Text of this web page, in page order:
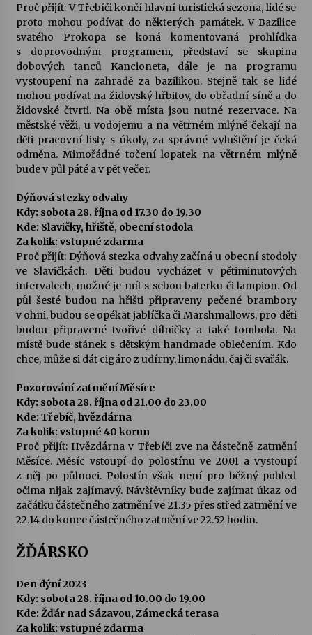
Proč přijít: V Třebíči končí hlavní turistická sezona, lidé se
proto mohou podívat do některých památek. V Bazilice
svatého Prokopa se koná komentovaná prohlídka
s doprovodným programem, představí se skupina
dobových tanců Kancioneta, dále je na programu
vystoupení na zahradě za bazilikou. Stejně tak se lidé
mohou podívat na židovský hřbitov, do obřadní síně a do
židovské čtvrti. Na obě místa jsou nutné rezervace. Na
městské věži, u vodojemu a na větrném mlýně čekají na
děti pracovní listy s úkoly, za správné vyluštění je čeká
odměna. Mimořádné točení lopatek na větrném mlýně
bude v půl páté a v pět večer.
Dýňová stezky odvahy
Kdy: sobota 28. října od 17.30 do 19.30
Kde: Slavičky, hřiště, obecní stodola
Za kolik: vstupné zdarma
Proč přijít: Dýňová stezka odvahy začíná u obecní stodoly
ve Slavičkách. Děti budou vycházet v pětiminutových
intervalech, možné je mít s sebou baterku či lampion. Od
půl šesté budou na hřišti připraveny pečené brambory
v ohni, budou se opékat jablíčka či Marshmallows, pro děti
budou připravené tvořivé dílničky a také tombola. Na
místě bude stánek s dětským handmade oblečením. Kdo
chce, může si dát cigáro z udírny, limonádu, čaj či svařák.
Pozorování zatmění Měsíce
Kdy: sobota 28. října od 21.00 do 23.00
Kde: Třebíč, hvězdárna
Za kolik: vstupné 40 korun
Proč přijít: Hvězdárna v Třebíči zve na částečně zatmění
Měsíce. Měsíc vstoupí do polostínu ve 20.01 a vystoupí
z něj po půlnoci. Polostín však není pro běžný pohled
očima nijak zajímavý. Návštěvníky bude zajímat úkaz od
začátku částečného zatmění ve 21.35 přes střed zatmění ve
22.14 do konce částečného zatmění ve 22.52 hodin.
ŽĎÁRSKO
Den dýní 2023
Kdy: sobota 28. října od 10.00 do 19.00
Kde: Žďár nad Sázavou, Zámecká terasa
Za kolik: vstupné zdarma